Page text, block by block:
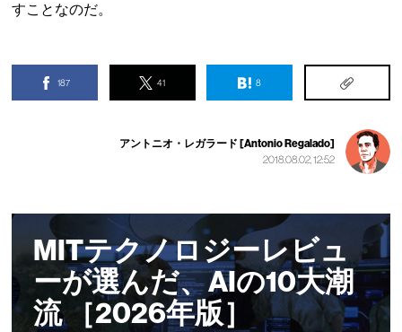
すことなのだ。
187 41 8
アントニオ・レガラード [Antonio Regalado]
2018.08.02, 12:52
MITテクノロジーレビュ
ーが選んだ、AIの10大潮
流 ［2026年版］